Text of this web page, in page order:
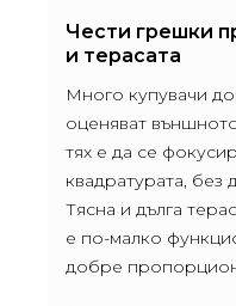
Чести грешки
и терасата
Много купувачи
оценяват
тях е да се
квадратурата, без
Тясна и дълга
е по-малко
добре